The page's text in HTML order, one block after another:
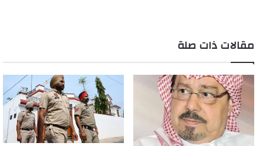
مقالات ذات صلة